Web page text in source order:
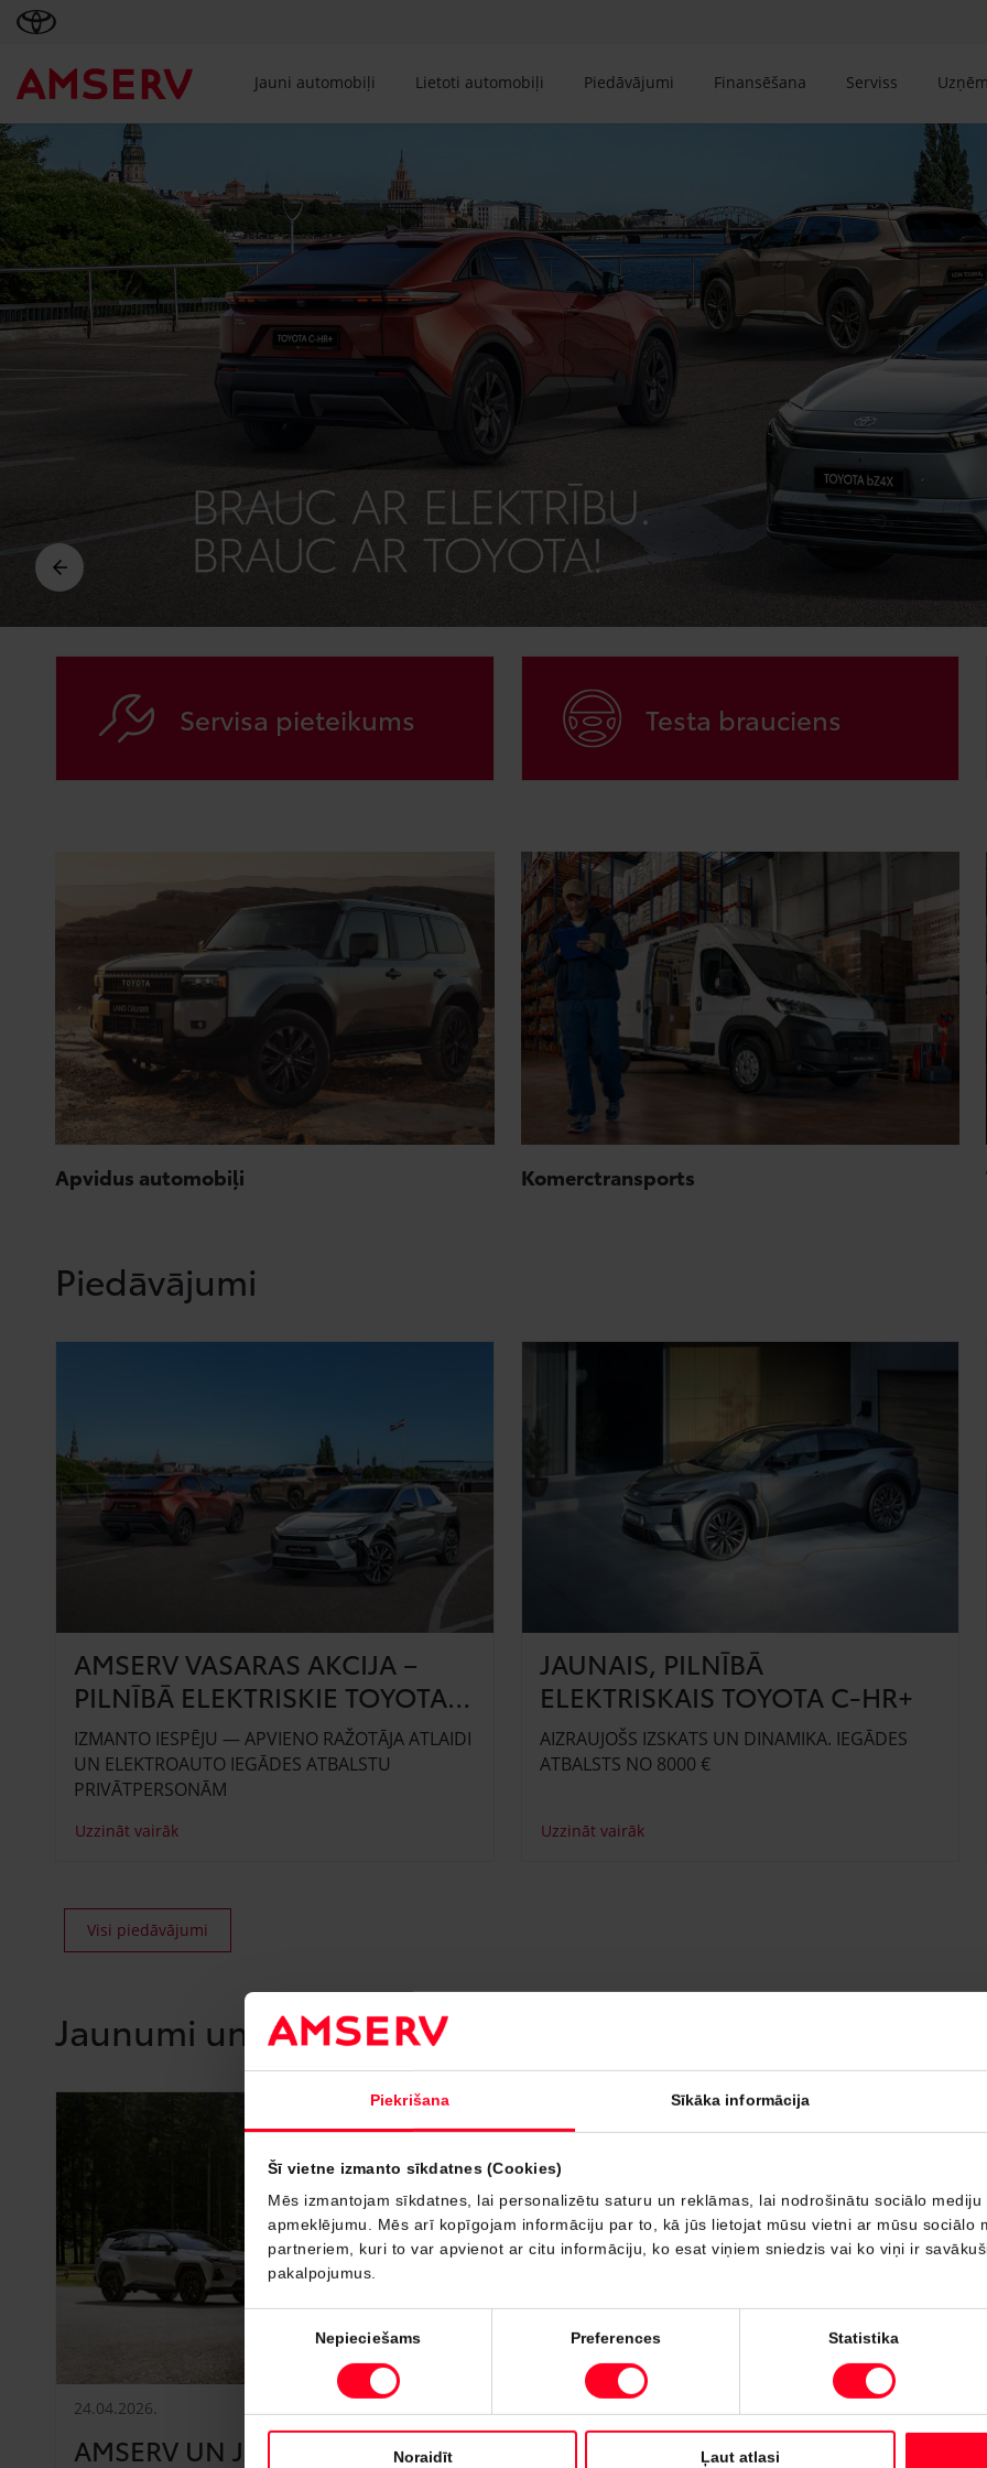
Piekrišana Sīkāka informācija
Šī vietne izmanto sīkdatnes (Cookies)
Mēs izmantojam sīkdatnes, lai personalizētu saturu un reklāmas, lai nodrošinātu sociālo mediju
apmeklējumu. Mēs arī kopīgojam informāciju par to, kā jūs lietojat mūsu vietni ar mūsu sociālo
partneriem, kuri to var apvienot ar citu informāciju, ko esat viņiem sniedzis vai ko viņi ir
pakalpojumus.
Nepieciešams Preferences Statistika
Noraidīt Ļaut atlasi
Jauni automobiļi Lietoti automobiļi Piedāvājumi Finansēšana Serviss
Iepriekš
Servisa pieteikums Testa brauciens
Apvidus automobiļi Komerctransports
Piedāvājumi
AMSERV VASARAS AKCIJA –
PILNĪBĀ ELEKTRISKIE TOYOTA
SUV
IZMANTO IESPĒJU — APVIENO RAŽOTĀJA ATLAIDI
UN ELEKTROAUTO IEGĀDES ATBALSTU
PRIVĀTPERSONĀM
Uzzināt vairāk
JAUNAIS, PILNĪBĀ
ELEKTRISKAIS TOYOTA C-HR+
AIZRAUJOŠS IZSKATS UN DINAMIKA. IEGĀDES
ATBALSTS NO 8000 €
Uzzināt vairāk
Visi piedāvājumi
Jaunumi un notikumi
24.04.2026.
AMSERV UN JAUNĀ RAV4
SIA “AMSERV LATVIJA”